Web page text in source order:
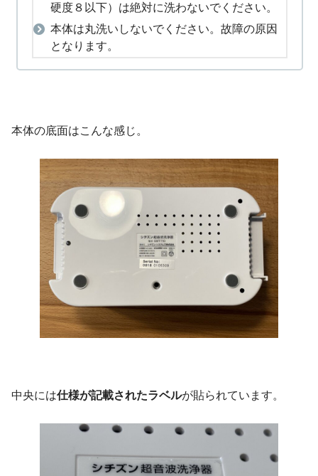
硬度８以下）は絶対に洗わないでください。
本体は丸洗いしないでください。故障の原因
となります。
本体の底面はこんな感じ。
中央には仕様が記載されたラベルが貼られています。